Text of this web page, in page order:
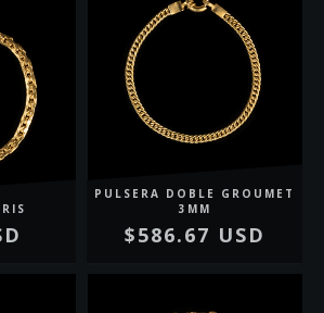
PULSERA DOBLE GROUMET
3MM
$586.67 USD